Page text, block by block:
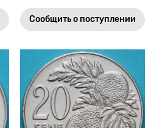
Сообщить о поступлении